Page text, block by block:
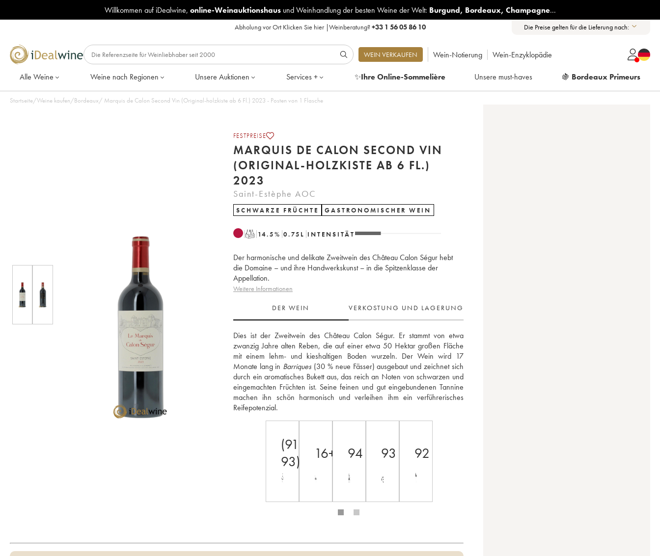
Willkommen auf iDealwine, online-Weinauktionshausund Weinhandlung der besten Weine der Welt: Burgund, Bordeaux, Champagne...
Abholung vor Ort Klicken Sie hier|Weinberatung?+33 1 56 05 86 10 Die Preise gelten für die Lieferung nach:
WEIN VERKAUFEN Wein-Notierung Wein-Enzyklopädie
Alle Weine Weine nach Regionen Unsere Auktionen Services + ✨Ihre Online-Sommelière Unsere must-haves 🍇 Bordeaux Primeurs
Startseite/Weine kaufen/Bordeaux/ Marquis de Calon Second Vin (Original-holzkiste ab 6 Fl.) 2023 - Posten von 1 Flasche
FESTPREISE
MARQUIS DE CALON SECOND VIN
(ORIGINAL-HOLZKISTE AB 6 FL.)
2023
Saint-Estèphe AOC
SCHWARZE FRÜCHTE GASTRONOMISCHER WEIN
T 14.5% 0.75 L INTENSITÄT
Der harmonische und delikate Zweitwein des Château Calon Ségur hebt
die Domaine – und ihre Handwerkskunst – in die Spitzenklasse der
Appellation.
Weitere Informationen
DER WEIN VERKOSTUNG UND LAGERUNG
Dies ist der Zweitwein des Château Calon Ségur. Er stammt von etwa
zwanzig Jahre alten Reben, die auf einer etwa 50 Hektar großen Fläche
mit einem lehm- und kieshaltigen Boden wurzeln. Der Wein wird 17
Monate lang in Barriques (30 % neue Fässer) ausgebaut und zeichnet sich
durch ein aromatisches Bukett aus, das reich an Noten von schwarzen und
eingemachten Früchten ist. Seine feinen und gut eingebundenen Tannine
machen ihn schön harmonisch und verleihen ihm ein verführerisches
Reifepotenzial.
(91-
93)
16+ 94 93 92